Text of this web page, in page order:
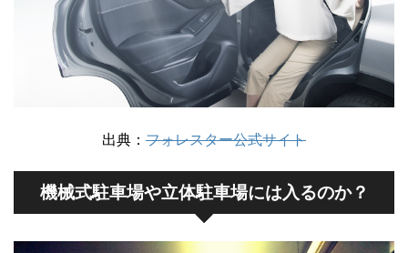
出典： フォレスター公式サイト
機械式駐車場や立体駐車場には入るのか？